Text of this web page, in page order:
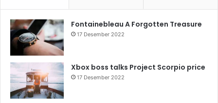
Fontainebleau A Forgotten Treasure
17 Desember 2022
Xbox boss talks Project Scorpio price
17 Desember 2022